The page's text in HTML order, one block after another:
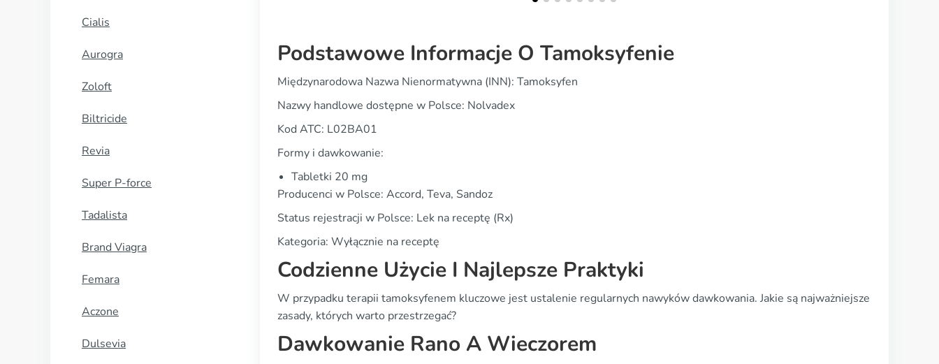
Cialis
Aurogra
Zoloft
Biltricide
Revia
Super P-force
Tadalista
Brand Viagra
Femara
Aczone
Dulsevia
Podstawowe Informacje O Tamoksyfenie
Międzynarodowa Nazwa Nienormatywna (INN): Tamoksyfen
Nazwy handlowe dostępne w Polsce: Nolvadex
Kod ATC: L02BA01
Formy i dawkowanie:
Tabletki 20 mg
Producenci w Polsce: Accord, Teva, Sandoz
Status rejestracji w Polsce: Lek na receptę (Rx)
Kategoria: Wyłącznie na receptę
Codzienne Użycie I Najlepsze Praktyki
W przypadku terapii tamoksyfenem kluczowe jest ustalenie regularnych nawyków dawkowania. Jakie są najważniejsze
zasady, których warto przestrzegać?
Dawkowanie Rano A Wieczorem